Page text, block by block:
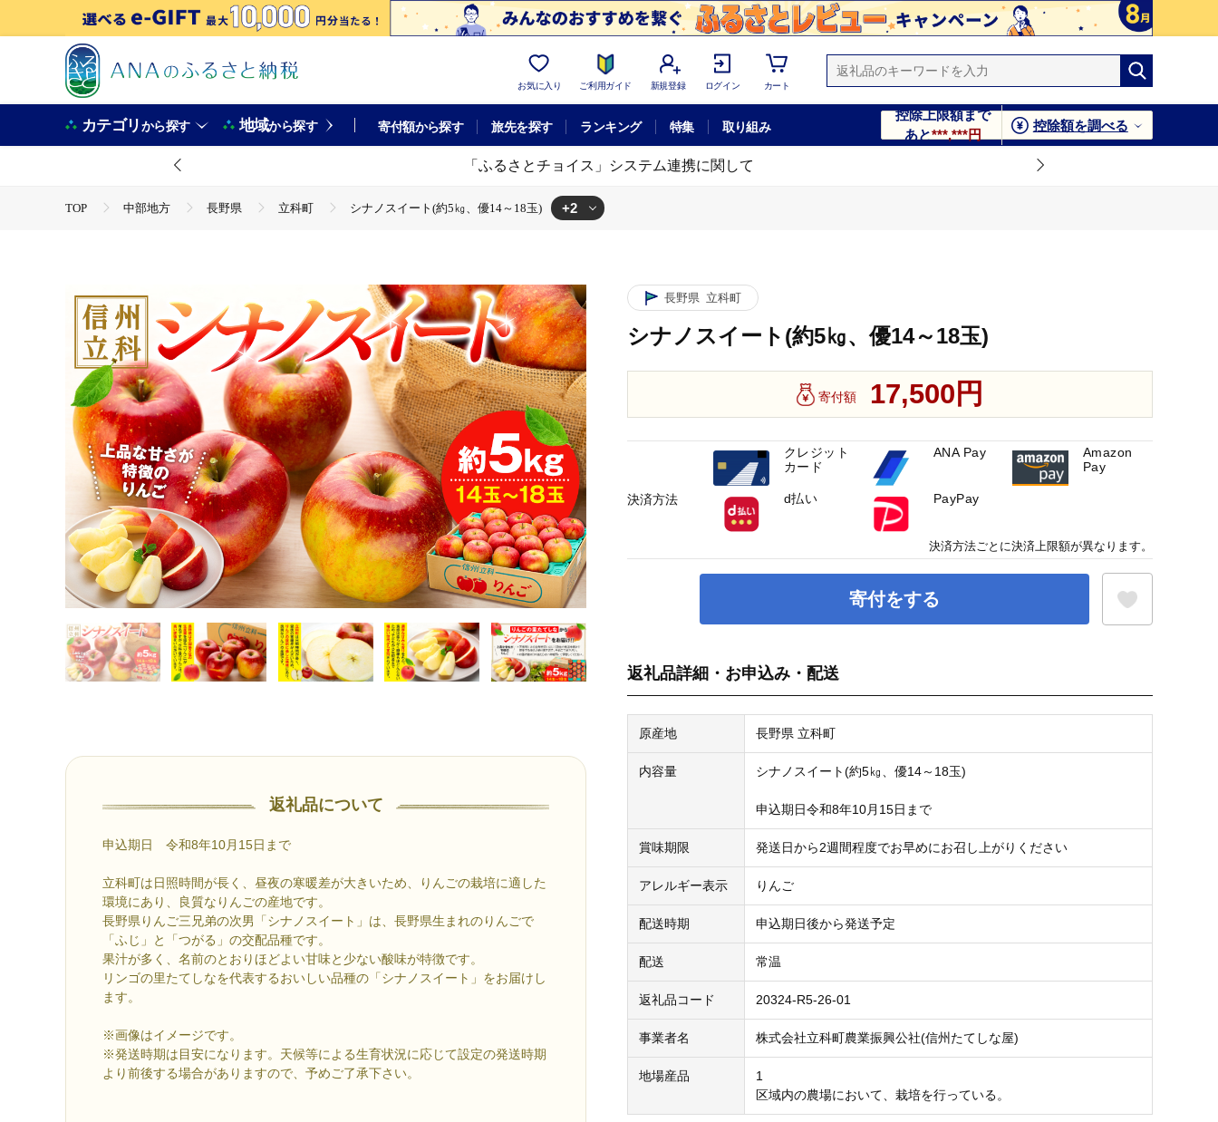
お気に入り ご利用ガイド 新規登録 ログイン カート
カテゴリから探す 地域から探す 寄付額から探す 旅先を探す ランキング 特集 取り組み
控除上限額まで
あと***,***円
控除額を調べる
「ふるさとチョイス」システム連携に関して
TOP 中部地方 長野県 立科町 シナノスイート(約5㎏、優14～18玉) +2
返礼品について
申込期日 令和8年10月15日まで
立科町は日照時間が長く、昼夜の寒暖差が大きいため、りんごの栽培に適した
環境にあり、良質なりんごの産地です。
長野県りんご三兄弟の次男「シナノスイート」は、長野県生まれのりんごで
「ふじ」と「つがる」の交配品種です。
果汁が多く、名前のとおりほどよい甘味と少ない酸味が特徴です。
リンゴの里たてしなを代表するおいしい品種の「シナノスイート」をお届けし
ます。
※画像はイメージです。
※発送時期は目安になります。天候等による生育状況に応じて設定の発送時期
より前後する場合がありますので、予めご了承下さい。
長野県 立科町
シナノスイート(約5㎏、優14～18玉)
寄付額 17,500円
寄付をする
返礼品詳細・お申込み・配送
原産地 長野県 立科町
内容量 シナノスイート(約5㎏、優14～18玉)
申込期日令和8年10月15日まで
賞味期限 発送日から2週間程度でお早めにお召し上がりください
アレルギー表示 りんご
配送時期 申込期日後から発送予定
配送 常温
返礼品コード 20324-R5-26-01
事業者名 株式会社立科町農業振興公社(信州たてしな屋)
地場産品
1
区域内の農場において、栽培を行っている。
決済方法
クレジット
カード
ANA Pay
Amazon
Pay
d払い PayPay
決済方法ごとに決済上限額が異なります。